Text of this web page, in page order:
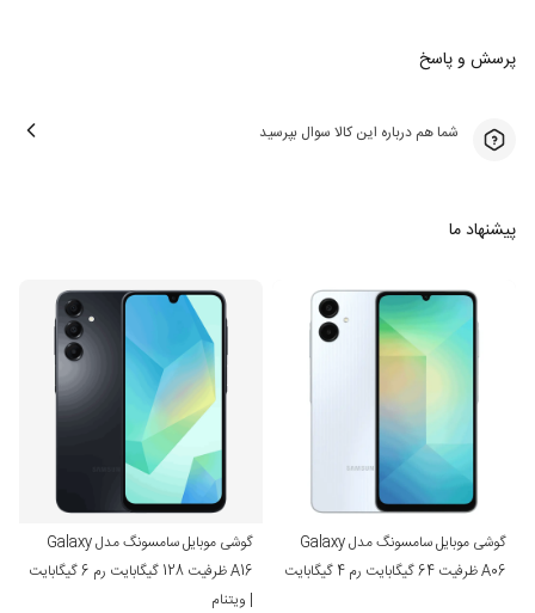
پرسش و پاسخ
شما هم درباره این کالا سوال بپرسید
پیشنهاد ما
گوشی موبایل سامسونگ مدل Galaxy
A06 ظرفیت 64 گیگابایت رم 4 گیگابایت
گوشی موبایل سامسونگ مدل Galaxy
A16 ظرفیت 128 گیگابایت رم 6 گیگابایت
| ویتنام